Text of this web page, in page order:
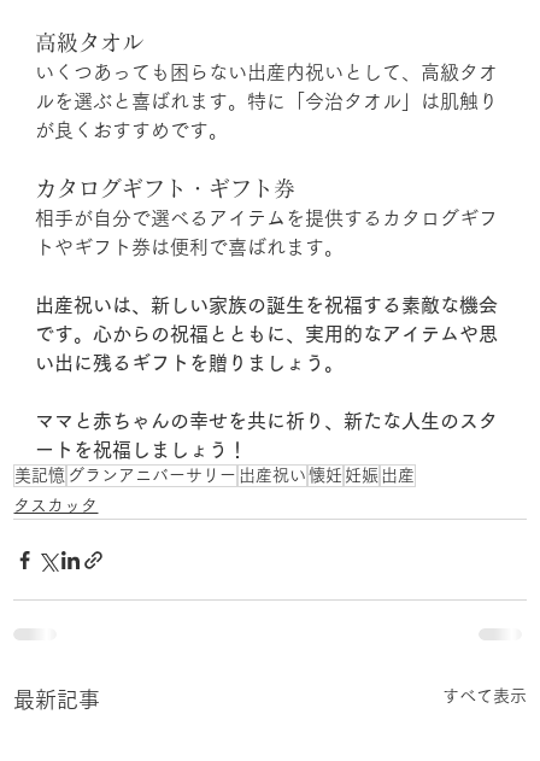
高級タオル
いくつあっても困らない出産内祝いとして、高級タオ
ルを選ぶと喜ばれます。特に「今治タオル」は肌触り
が良くおすすめです。
カタログギフト・ギフト券
相手が自分で選べるアイテムを提供するカタログギフ
トやギフト券は便利で喜ばれます。
出産祝いは、新しい家族の誕生を祝福する素敵な機会
です。心からの祝福とともに、実用的なアイテムや思
い出に残るギフトを贈りましょう。
ママと赤ちゃんの幸せを共に祈り、新たな人生のスタ
ートを祝福しましょう！
美記憶 グランアニバーサリー 出産祝い 懐妊 妊娠 出産
タスカッタ
最新記事 すべて表示